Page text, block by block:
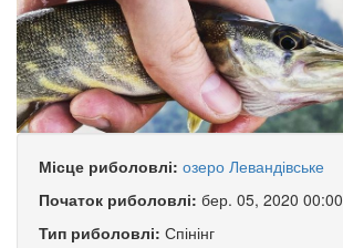
Місце риболовлі: озеро Левандівське
Початок риболовлі: бер. 05, 2020 00:00
Тип риболовлі: Спінінг